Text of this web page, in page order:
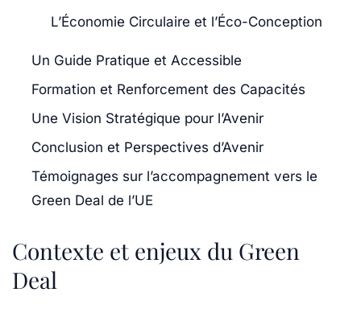
L’Économie Circulaire et l’Éco-Conception
Un Guide Pratique et Accessible
Formation et Renforcement des Capacités
Une Vision Stratégique pour l’Avenir
Conclusion et Perspectives d’Avenir
Témoignages sur l’accompagnement vers le
Green Deal de l’UE
Contexte et enjeux du Green
Deal